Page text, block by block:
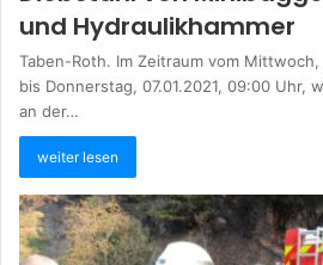
und Hydraulikhammer
Taben-Roth. Im Zeitraum vom
bis Donnerstag, 07.01.2021, 09:00 Uhr,
an der…
weiter lesen